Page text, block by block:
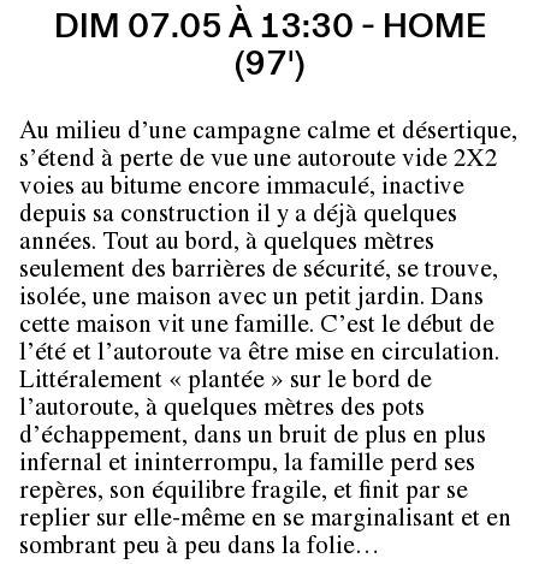
DIM 07.05 À 13:30 - HOME
(97')
Au milieu d’une campagne calme et désertique,
s’étend à perte de vue une autoroute vide 2X2
voies au bitume encore immaculé, inactive
depuis sa construction il y a déjà quelques
années. Tout au bord, à quelques mètres
seulement des barrières de sécurité, se trouve,
isolée, une maison avec un petit jardin. Dans
cette maison vit une famille. C’est le début de
l’été et l’autoroute va être mise en circulation.
Littéralement « plantée » sur le bord de
l’autoroute, à quelques mètres des pots
d’échappement, dans un bruit de plus en plus
infernal et ininterrompu, la famille perd ses
repères, son équilibre fragile, et finit par se
replier sur elle-même en se marginalisant et en
sombrant peu à peu dans la folie…